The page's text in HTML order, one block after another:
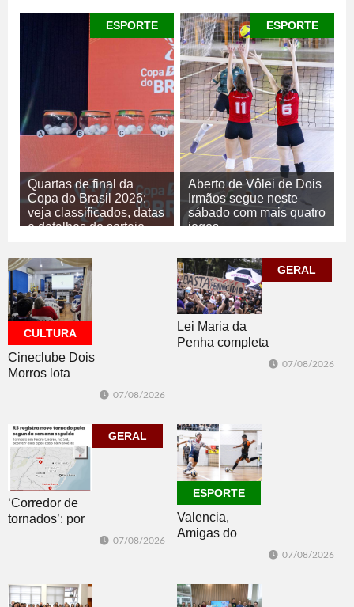
ESPORTE
Quartas de final da
Copa do Brasil 2026:
veja classificados, datas
e detalhes do sorteio
ESPORTE
ESPORTE
Aberto de Vôlei de Dois
Irmãos segue neste
sábado com mais quatro
jogos
ESPORTE
CULTURA
Cineclube Dois
Morros lota
corpo que cai”
07/08/2026
GERAL
Lei Maria da
Penha completa
07/08/2026
GERAL
‘Corredor de
tornados’: por
favorável ao
fenômeno
07/08/2026
ESPORTE
Valencia,
Amigas do
vencem no
07/08/2026